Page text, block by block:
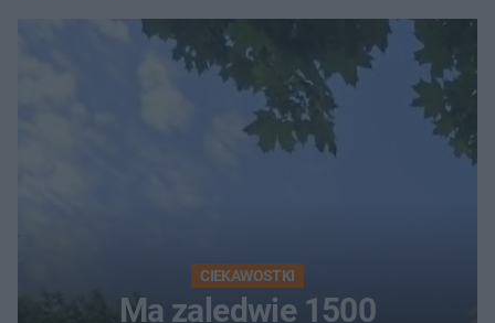
CIEKAWOSTKI
Ma zaledwie 1500